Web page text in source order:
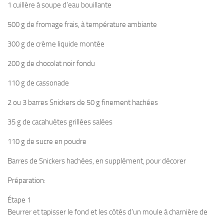
1 cuillère à soupe d’eau bouillante
500 g de fromage frais, à température ambiante
300 g de crème liquide montée
200 g de chocolat noir fondu
110 g de cassonade
2 ou 3 barres Snickers de 50 g finement hachées
35 g de cacahuètes grillées salées
110 g de sucre en poudre
Barres de Snickers hachées, en supplément, pour décorer
Préparation:
Étape 1
Beurrer et tapisser le fond et les côtés d’un moule à charnière de